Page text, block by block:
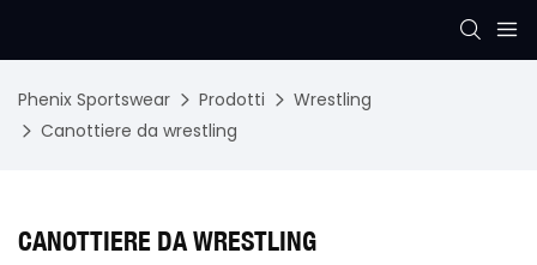
Phenix Sportswear Prodotti
Wrestling
Canottiere da wrestling
CANOTTIERE DA WRESTLING